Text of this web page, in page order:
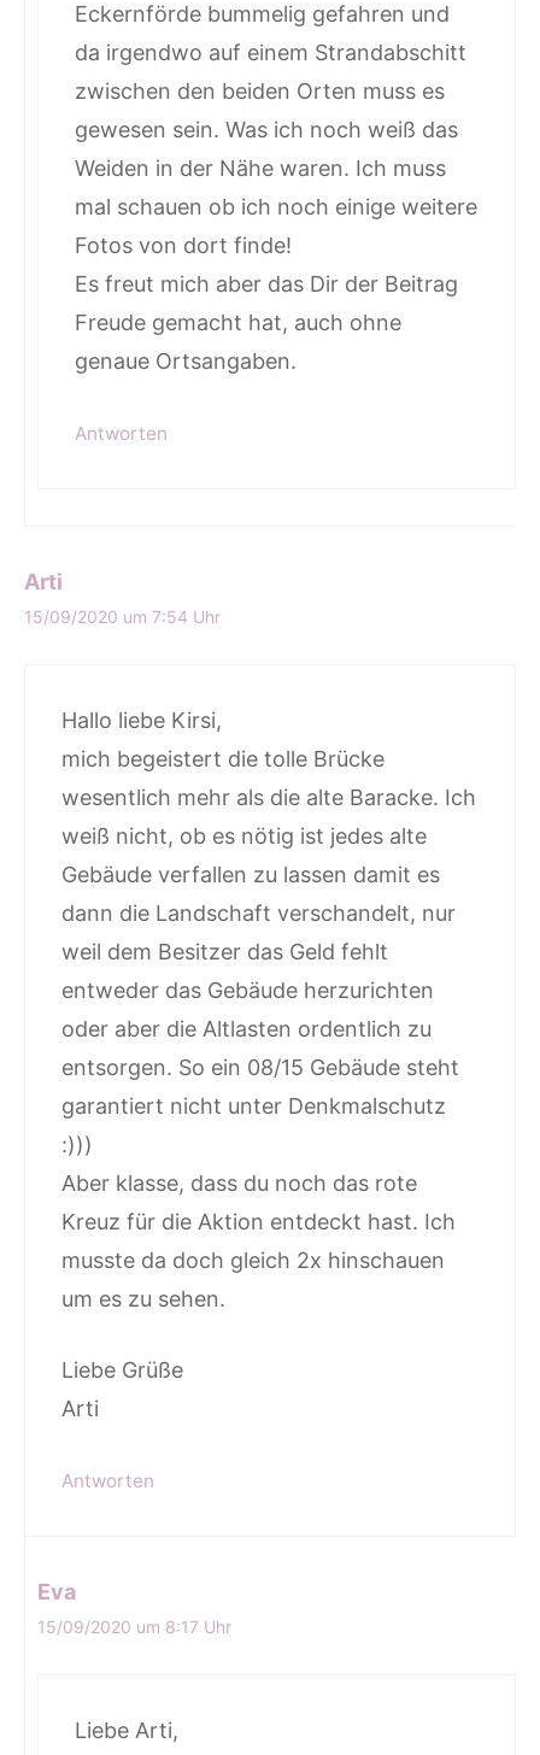
Eckernförde bummelig gefahren und
da irgendwo auf einem Strandabschitt
zwischen den beiden Orten muss es
gewesen sein. Was ich noch weiß das
Weiden in der Nähe waren. Ich muss
mal schauen ob ich noch einige weitere
Fotos von dort finde!
Es freut mich aber das Dir der Beitrag
Freude gemacht hat, auch ohne
genaue Ortsangaben.
Antworten
Arti
15/09/2020 um 7:54 Uhr
Hallo liebe Kirsi,
mich begeistert die tolle Brücke
wesentlich mehr als die alte Baracke. Ich
weiß nicht, ob es nötig ist jedes alte
Gebäude verfallen zu lassen damit es
dann die Landschaft verschandelt, nur
weil dem Besitzer das Geld fehlt
entweder das Gebäude herzurichten
oder aber die Altlasten ordentlich zu
entsorgen. So ein 08/15 Gebäude steht
garantiert nicht unter Denkmalschutz
:)))
Aber klasse, dass du noch das rote
Kreuz für die Aktion entdeckt hast. Ich
musste da doch gleich 2x hinschauen
um es zu sehen.
Liebe Grüße
Arti
Antworten
Eva
15/09/2020 um 8:17 Uhr
Liebe Arti,